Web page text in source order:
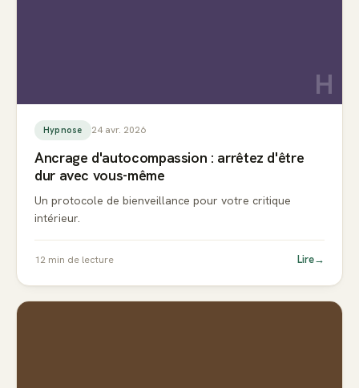
H
Hypnose 24 avr. 2026
Ancrage d'autocompassion : arrêtez d'être
dur avec vous-même
Un protocole de bienveillance pour votre critique
intérieur.
12 min de lecture Lire→